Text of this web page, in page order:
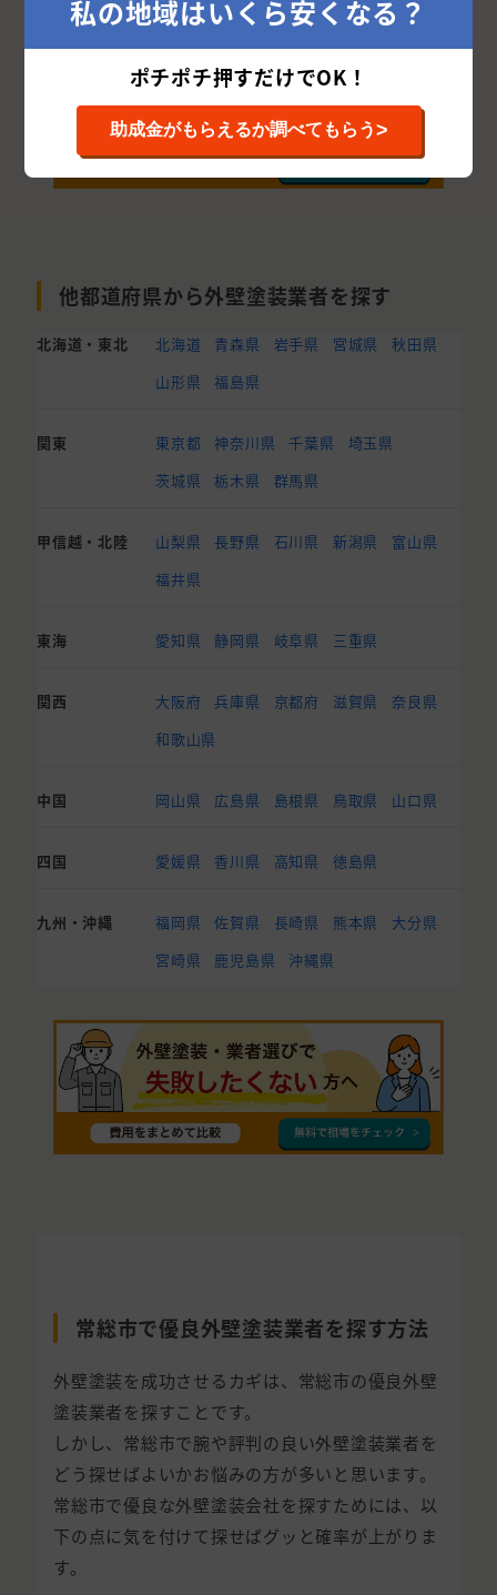
他都道府県から外壁塗装業者を探す
北海道・東北 北海道 青森県 岩手県 宮城県
秋田県
山形県
福島県
関東 東京都 神奈川県 千葉県
埼玉県
茨城県
栃木県 群馬県
甲信越・北陸 山梨県 長野県 石川県 新潟県
富山県
福井県
東海 愛知県 静岡県 岐阜県 三重県
関西 大阪府 兵庫県 京都府 滋賀県
奈良県
和歌山県
中国 岡山県 広島県 島根県 鳥取県 山口県
四国 愛媛県 香川県 高知県 徳島県
九州・沖縄 福岡県 佐賀県 長崎県 熊本県
大分県
宮崎県
鹿児島県 沖縄県
常総市で優良外壁塗装業者を探す方法
外壁塗装を成功させるカギは、常総市の優良外壁
塗装業者を探すことです。
しかし、常総市で腕や評判の良い外壁塗装業者を
どう探せばよいかお悩みの方が多いと思います。
常総市で優良な外壁塗装会社を探すためには、以
下の点に気を付けて探せばグッと確率が上がりま
す。
私の地域はいくら安くなる？
ポチポチ押すだけでOK！
助成金がもらえるか調べてもらう>